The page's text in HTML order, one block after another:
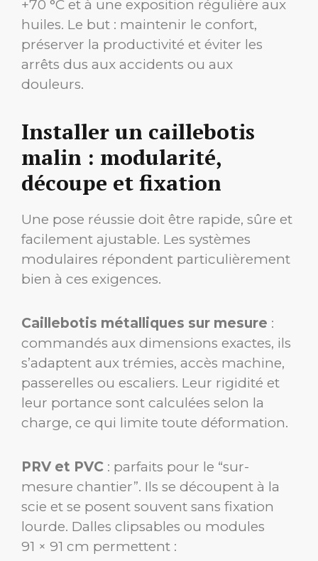
+70 °C et à une exposition régulière aux
huiles. Le but : maintenir le confort,
préserver la productivité et éviter les
arrêts dus aux accidents ou aux
douleurs.
Installer un caillebotis
malin : modularité,
découpe et fixation
Une pose réussie doit être rapide, sûre et
facilement ajustable. Les systèmes
modulaires répondent particulièrement
bien à ces exigences.
Caillebotis métalliques sur mesure :
commandés aux dimensions exactes, ils
s’adaptent aux trémies, accès machine,
passerelles ou escaliers. Leur rigidité et
leur portance sont calculées selon la
charge, ce qui limite toute déformation.
PRV et PVC : parfaits pour le “sur-
mesure chantier”. Ils se découpent à la
scie et se posent souvent sans fixation
lourde. Dalles clipsables ou modules
91 × 91 cm permettent :